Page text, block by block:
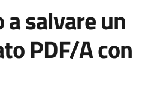
a salvare un
PDF/A con